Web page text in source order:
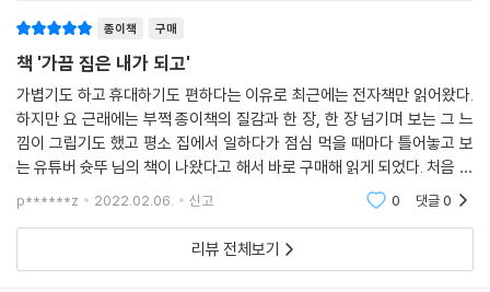
고, 소비의 패턴도 달라진다.
저자는 물건을 줄이고 화장품을 줄이면서 집 안에 식물을 들인다. 굳게 쳐
둔 커튼을 걷고 매일 아침 청소를 하고 취향이 묻은 공간을 지키기 위해 최
선을 다한다. 삶의 균형을 유지하게 되면 집은 전처럼 더러워지지 않는다.
또한 나를 지키기 위해 일상의 소중함을 한 번 더 돌아본다. 이를테면 반려
견, 식물, 일, 책임감, 그리고 자신을.
이 책은 공간이 인간에게 미치는 영향과 더불어 저자가 지나온 시간의 흔
적, 감각적인 영상을 만들어내는 크리에이터로서 센스가 돋보이는 취향과
종이책 구매
책 '가끔 집은 내가 되고'
가볍기도 하고 휴대하기도 편하다는 이유로 최근에는 전자책만 읽어왔다.
하지만 요 근래에는 부쩍 종이책의 질감과 한 장, 한 장 넘기며 보는 그 느
낌이 그립기도 했고 평소 집에서 일하다가 점심 먹을 때마다 틀어놓고 보
는 유튜버 슛뚜 님의 책이 나왔다고 해서 바로 구매해 읽게 되었다. 처음 유
튜브 영상을 접하게 된 것은 친한 동생이 내 취향, 느낌과 비슷한 채널이라
고 해서
p******z 2022.02.06. 신고 0 댓글0
리뷰 전체보기